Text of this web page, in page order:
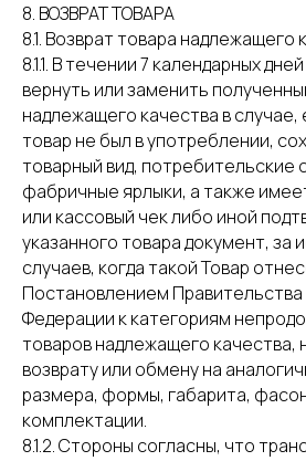
8. ВОЗВРАТ ТОВАРА
8.1. Возврат товара надлежащего
8.1.1. В течении 7 календарных
вернуть или заменить
надлежащего качества в случае,
товар не был в употреблении,
товарный вид, потребительские
фабричные ярлыки, а также
или кассовый чек либо иной
указанного товара документ, за
случаев, когда такой Товар
Постановлением
Федерации к категориям
товаров надлежащего качества,
возврату или обмену на
размера, формы, габарита,
комплектации.
8.1.2. Стороны согласны, что